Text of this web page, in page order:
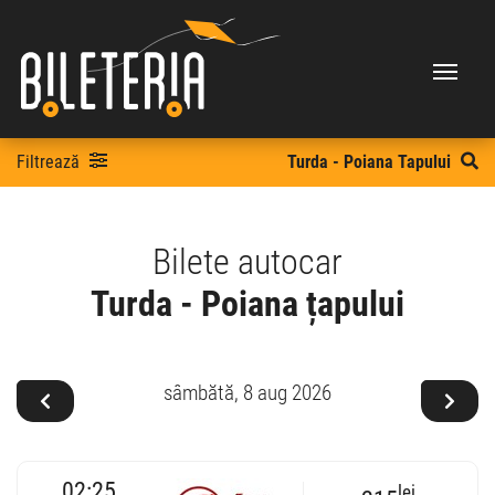
Filtrează Turda - Poiana Tapului
Bilete autocar
Turda - Poiana țapului
sâmbătă, 8 aug 2026